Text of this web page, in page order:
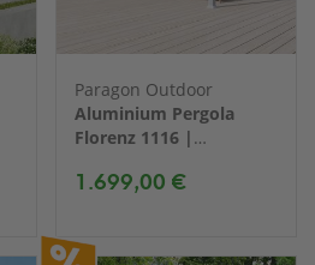
Paragon Outdoor
Aluminium Pergola
Florenz 1116 |
350x505x236 cm
1.699,00 €